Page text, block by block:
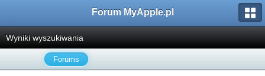
Forum MyApple.pl
Wyniki wyszukiwania
Forums